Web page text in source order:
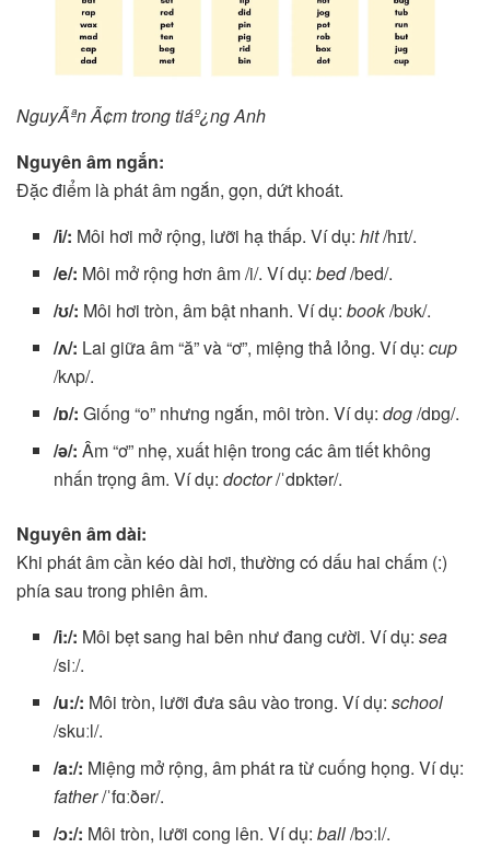
NguyÃªn Ã¢m trong tiáº¿ng Anh
Nguyên âm ngắn:
Đặc điểm là phát âm ngắn, gọn, dứt khoát.
/i/: Môi hơi mở rộng, lưỡi hạ thấp. Ví dụ:hit/hɪt/.
/e/: Môi mở rộng hơn âm /i/. Ví dụ:bed/bed/.
/ʊ/: Môi hơi tròn, âm bật nhanh. Ví dụ:book/bʊk/.
/ʌ/: Lai giữa âm “ă” và “ơ”, miệng thả lỏng. Ví dụ:cup
/kʌp/.
/ɒ/: Giống “o” nhưng ngắn, môi tròn. Ví dụ:dog/dɒg/.
/ə/: Âm “ơ” nhẹ, xuất hiện trong các âm tiết không
nhấn trọng âm. Ví dụ:doctor/ˈdɒktər/.
Nguyên âm dài:
Khi phát âm cần kéo dài hơi, thường có dấu hai chấm (:)
phía sau trong phiên âm.
/i:/: Môi bẹt sang hai bên như đang cười. Ví dụ:sea
/siː/.
/u:/: Môi tròn, lưỡi đưa sâu vào trong. Ví dụ:school
/skuːl/.
/a:/: Miệng mở rộng, âm phát ra từ cuống họng. Ví dụ:
father/ˈfɑːðər/.
/ɔ:/: Môi tròn, lưỡi cong lên. Ví dụ:ball/bɔːl/.